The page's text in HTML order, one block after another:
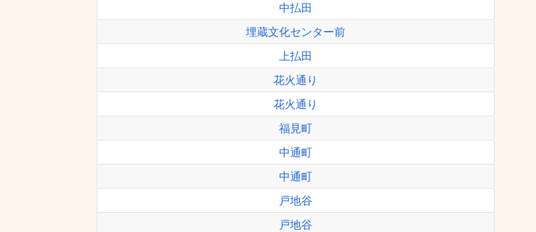
中払田
埋蔵文化センター前
上払田
花火通り
花火通り
福見町
中通町
中通町
戸地谷
戸地谷